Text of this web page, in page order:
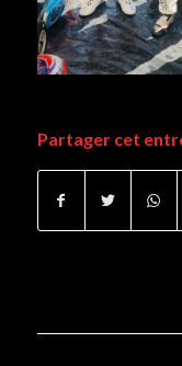
Partager cet